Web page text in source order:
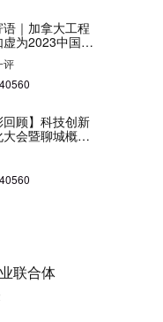
｜加拿大工程
为2023中国创
评
回顾】科技创新
会暨聊城概念
签约仪式
联合体